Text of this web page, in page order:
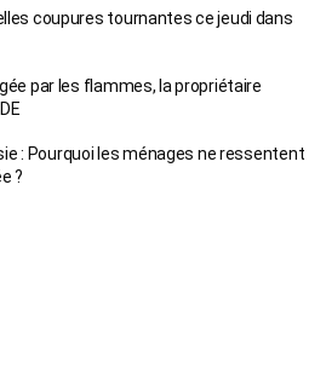
coupures tournantes ce jeudi dans
par les flammes, la propriétaire
: Pourquoi les ménages ne ressentent
?